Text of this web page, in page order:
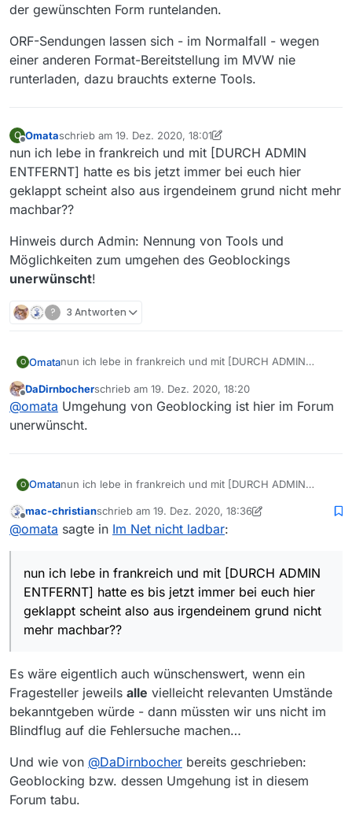
der gewünschten Form runtelanden.
ORF-Sendungen lassen sich - im Normalfall - wegen
einer anderen Format-Bereitstellung im MVW nie
runterladen, dazu brauchts externe Tools.
O
Offline
Omataschrieb am 19. Dez. 2020, 18:01
zuletzt editiert von Nicklas2751
nun ich lebe in frankreich und mit [DURCH ADMIN
ENTFERNT] hatte es bis jetzt immer bei euch hier
geklappt scheint also aus irgendeinem grund nicht mehr
machbar??
Hinweis durch Admin: Nennung von Tools und
Möglichkeiten zum umgehen des Geoblockings
unerwünscht!
? 3 Antworten
O Omatanun ich lebe in frankreich und mit [DURCH ADMIN
geklappt scheint also aus irgendeinem grund nicht mehr
machbar??
Hinweis durch Admin: Nennung von Tools und
Möglichkeiten zum umgehen des Geoblockings
unerwünscht
Offline
DaDirnbocherschrieb am 19. Dez. 2020, 18:20
zuletzt editiert von
@omata Umgehung von Geoblocking ist hier im Forum
unerwünscht.
O Omatanun ich lebe in frankreich und mit [DURCH ADMIN
geklappt scheint also aus irgendeinem grund nicht mehr
machbar??
Hinweis durch Admin: Nennung von Tools und
Möglichkeiten zum umgehen des Geoblockings
Offline
mac-christianschrieb am 19. Dez. 2020, 18:36
zuletzt editiert von Nicklas2751
@omata sagte in Im Net nicht ladbar:
nun ich lebe in frankreich und mit [DURCH ADMIN
ENTFERNT] hatte es bis jetzt immer bei euch hier
geklappt scheint also aus irgendeinem grund nicht
mehr machbar??
Es wäre eigentlich auch wünschenswert, wenn ein
Fragesteller jeweils alle vielleicht relevanten Umstände
bekanntgeben würde - dann müssten wir uns nicht im
Blindflug auf die Fehlersuche machen…
Und wie von @DaDirnbocher bereits geschrieben:
Geoblocking bzw. dessen Umgehung ist in diesem
Forum tabu.